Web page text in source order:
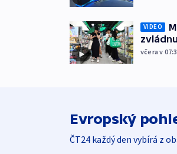
VIDEO
včera v
Evropský
ČT24 každý den vybírá z